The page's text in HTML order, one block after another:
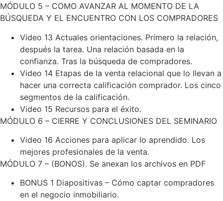
MÓDULO 5 – COMO AVANZAR AL MOMENTO DE LA
BÚSQUEDA Y EL ENCUENTRO CON LOS COMPRADORES
Video 13 Actuales orientaciones. Primero la relación,
después la tarea. Una relación basada en la
confianza. Tras la búsqueda de compradores.
Video 14 Etapas de la venta relacional que lo llevan a
hacer una correcta calificación comprador. Los cinco
segmentos de la calificación.
Video 15 Recursos para el éxito.
MÓDULO 6 – CIERRE Y CONCLUSIONES DEL SEMINARIO
Video 16 Acciones para aplicar lo aprendido. Los
mejores profesionales de la venta.
MÓDULO 7 – (BONOS). Se anexan los archivos en PDF
BONUS 1 Diapositivas – Cómo captar compradores
en el negocio inmobiliario.